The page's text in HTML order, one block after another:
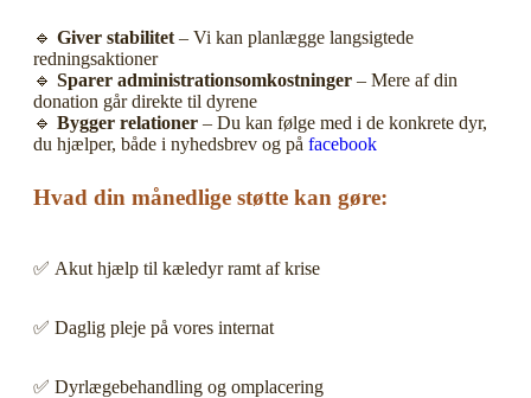
🔹 Giver stabilitet – Vi kan planlægge langsigtede
redningsaktioner
🔹 Sparer administrationsomkostninger – Mere af din
donation går direkte til dyrene
🔹 Bygger relationer – Du kan følge med i de konkrete dyr,
du hjælper, både i nyhedsbrev og på facebook
Hvad din månedlige støtte kan gøre:
✅ Akut hjælp til kæledyr ramt af krise
✅ Daglig pleje på vores internat
✅ Dyrlægebehandling og omplacering